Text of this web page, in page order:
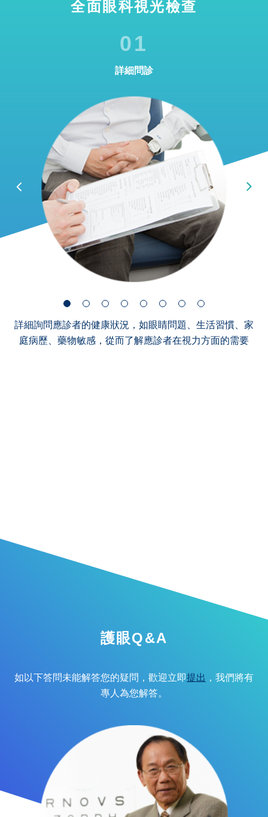
全面眼科視光檢查
01
詳細問診
詳細詢問應診者的健康狀況，如眼睛問題、生活習慣、家
庭病歷、藥物敏感，從而了解應診者在視力方面的需要
護眼Q&A
如以下答問未能解答您的疑問，歡迎立即提出 ，我們將有
專人為您解答。